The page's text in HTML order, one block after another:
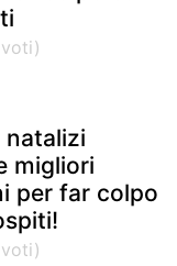
migliori
per far colpo